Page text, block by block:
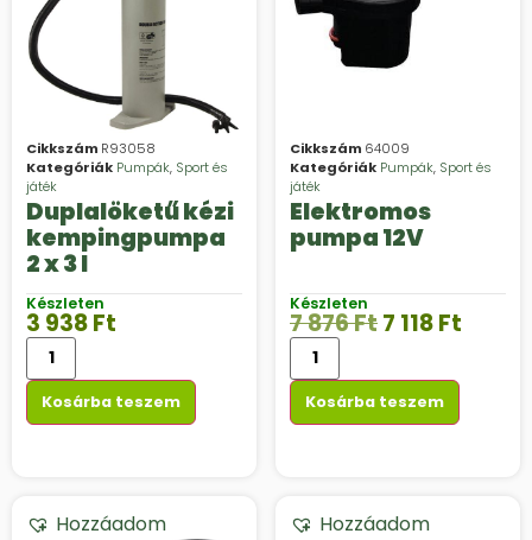
Cikkszám R93058
Kategóriák Pumpák, Sport és
játék
Duplalöketű kézi
kempingpumpa
2 x 3 l
Készleten
3 938Ft
Kosárba teszem
Cikkszám 64009
Kategóriák Pumpák, Sport és
játék
Elektromos
pumpa 12V
Készleten
7 876Ft7 118Ft
Kosárba teszem
Hozzáadom Hozzáadom